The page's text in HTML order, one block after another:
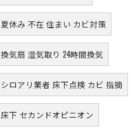
夏休み 不在 住まい カビ対策
換気扇 湿気取り 24時間換気
シロアリ業者 床下点検 カビ 指摘
床下 セカンドオピニオン